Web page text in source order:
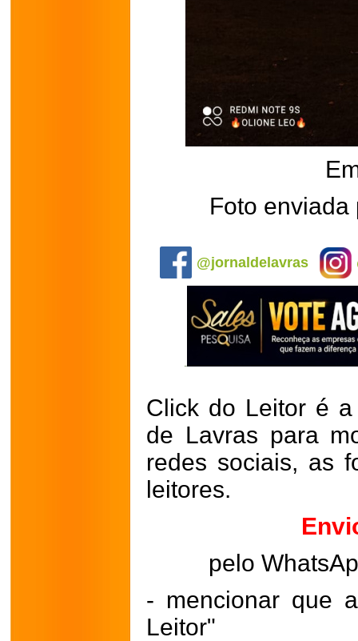
Foto
@jornaldelavras
Click do Leitor é
de Lavras para
redes sociais, as
leitores.
pelo
- mencionar que
Leitor"